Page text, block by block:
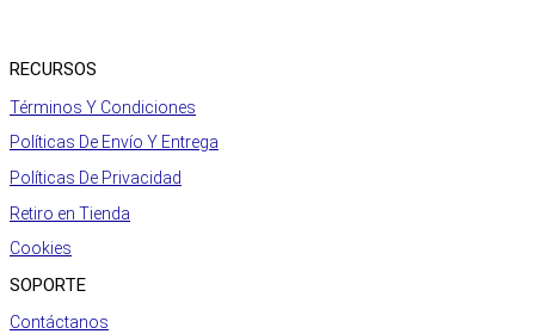
RECURSOS
Términos Y Condiciones
Políticas De Envío Y Entrega
Políticas De Privacidad
Retiro en Tienda
Cookies
SOPORTE
Contáctanos